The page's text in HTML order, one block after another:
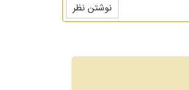
نوشتن نظر